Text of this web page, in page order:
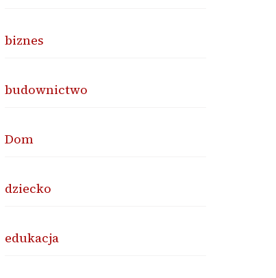
biznes
budownictwo
Dom
dziecko
edukacja